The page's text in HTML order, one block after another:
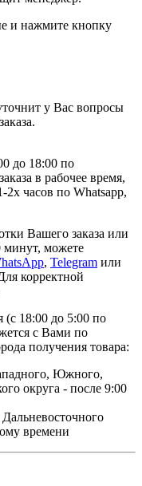
и нажмите кнопку
у Вас вопросы
до 18:00 по
в рабочее время,
часов по Whatsapp,
Вашего заказа или
минут, можете
, Telegram или
корректной
(с 18:00 до 5:00 по
с Вами по
получения товара:
Южного,
округа - после 9:00
времени